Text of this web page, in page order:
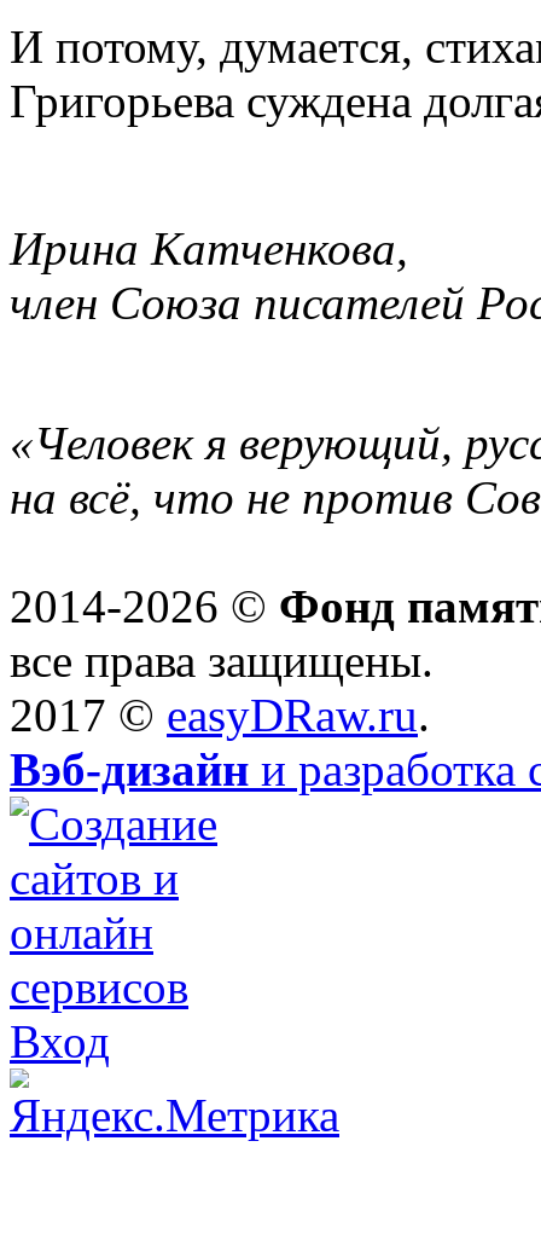
И потому, думается,
Григорьева суждена
Ирина Катченкова,
член Союза писателей
«Человек я верующий,
на всё, что не против
2014-2026 © Фонд
все права защищены.
2017 © easyDRaw.ru.
Вэб-дизайн и разработка
Вход